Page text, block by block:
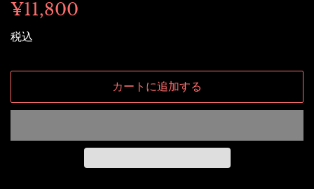
通
価
¥11,800
税込
カートに追加する